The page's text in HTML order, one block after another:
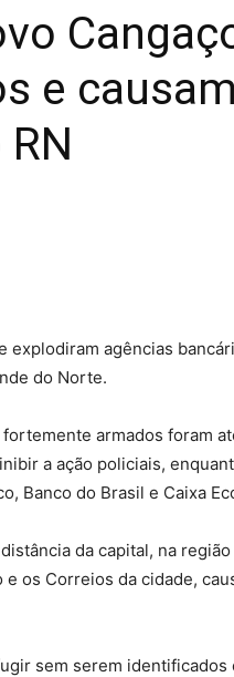
e
explodiram agências
do Norte.
armados foram
a ação policiais,
Banco do Brasil e Caixa
da capital, na
os Correios da cidade,
sem serem identificados